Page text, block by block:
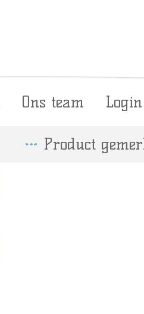
Ons team Login
Product